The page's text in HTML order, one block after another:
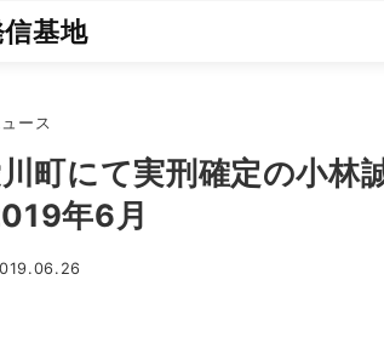
基地
ース
町にて実刑確定の小林
年6月